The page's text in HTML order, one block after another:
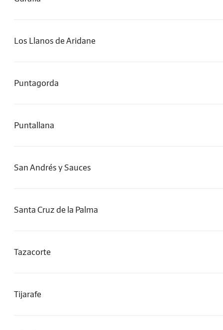
Los Llanos de Aridane
Puntagorda
Puntallana
San Andrés y Sauces
Santa Cruz de la Palma
Tazacorte
Tijarafe